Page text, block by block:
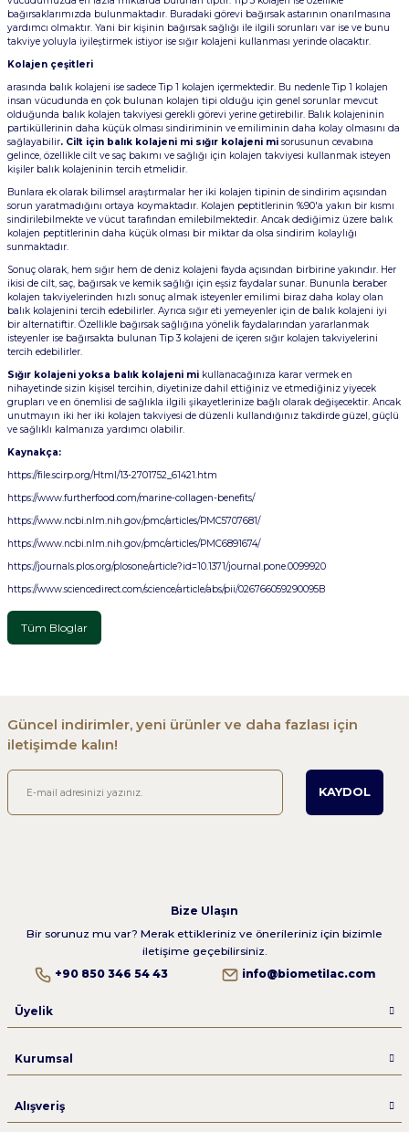
bağırsaklarımızda bulunmaktadır. Buradaki görevi bağırsak astarının onarılmasına
yardımcı olmaktır. Yani bir kişinin bağırsak sağlığı ile ilgili sorunları var ise ve bunu
takviye yoluyla iyileştirmek istiyor ise sığır kolajeni kullanması yerinde olacaktır.
Kolajen çeşitleri
arasında balık kolajeni ise sadece Tip 1 kolajen içermektedir. Bu nedenle Tip 1 kolajen
insan vücudunda en çok bulunan kolajen tipi olduğu için genel sorunlar mevcut
olduğunda balık kolajen takviyesi gerekli görevi yerine getirebilir. Balık kolajeninin
partiküllerinin daha küçük olması sindiriminin ve emiliminin daha kolay olmasını da
sağlayabilir. Cilt için balık kolajeni mi sığır kolajeni mi sorusunun cevabına
gelince, özellikle cilt ve saç bakımı ve sağlığı için kolajen takviyesi kullanmak isteyen
kişiler balık kolajeninin tercih etmelidir.
Bunlara ek olarak bilimsel araştırmalar her iki kolajen tipinin de sindirim açısından
sorun yaratmadığını ortaya koymaktadır. Kolajen peptitlerinin %90'a yakın bir kısmı
sindirilebilmekte ve vücut tarafından emilebilmektedir. Ancak dediğimiz üzere balık
kolajen peptitlerinin daha küçük olması bir miktar da olsa sindirim kolaylığı
sunmaktadır.
Sonuç olarak, hem sığır hem de deniz kolajeni fayda açısından birbirine yakındır. Her
ikisi de cilt, saç, bağırsak ve kemik sağlığı için eşsiz faydalar sunar. Bununla beraber
kolajen takviyelerinden hızlı sonuç almak isteyenler emilimi biraz daha kolay olan
balık kolajenini tercih edebilirler. Ayrıca sığır eti yemeyenler için de balık kolajeni iyi
bir alternatiftir. Özellikle bağırsak sağlığına yönelik faydalarından yararlanmak
isteyenler ise bağırsakta bulunan Tip 3 kolajeni de içeren sığır kolajen takviyelerini
tercih edebilirler.
Sığır kolajeni yoksa balık kolajeni mi kullanacağınıza karar vermek en
nihayetinde sizin kişisel tercihin, diyetinize dahil ettiğiniz ve etmediğiniz yiyecek
grupları ve en önemlisi de sağlıkla ilgili şikayetlerinize bağlı olarak değişecektir. Ancak
unutmayın iki her iki kolajen takviyesi de düzenli kullandığınız takdirde güzel, güçlü
ve sağlıklı kalmanıza yardımcı olabilir.
Kaynakça:
https://file.scirp.org/Html/13-2701752_61421.htm
https://www.furtherfood.com/marine-collagen-benefits/
https://www.ncbi.nlm.nih.gov/pmc/articles/PMC5707681/
https://www.ncbi.nlm.nih.gov/pmc/articles/PMC6891674/
https://journals.plos.org/plosone/article?id=10.1371/journal.pone.0099920
https://www.sciencedirect.com/science/article/abs/pii/026766059290095B
Tüm Bloglar
Güncel indirimler, yeni ürünler ve daha fazlası için
iletişimde kalın!
KAYDOL
Bize Ulaşın
Bir sorunuz mu var? Merak ettikleriniz ve önerileriniz için bizimle
iletişime geçebilirsiniz.
+90 850 346 54 43
info@biometilac.com
Üyelik
Kurumsal
Alışveriş